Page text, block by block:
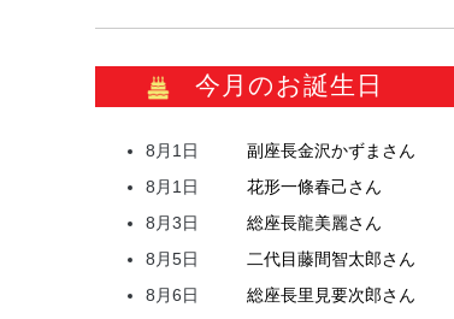
今月のお誕生日
8月1日 副座長金沢かずま さん
8月1日
花形一條春己さん
8月3日
総座長龍美麗さん
8月5日
二代目藤間智太郎さん
8月6日
総座長里見要次郎さん